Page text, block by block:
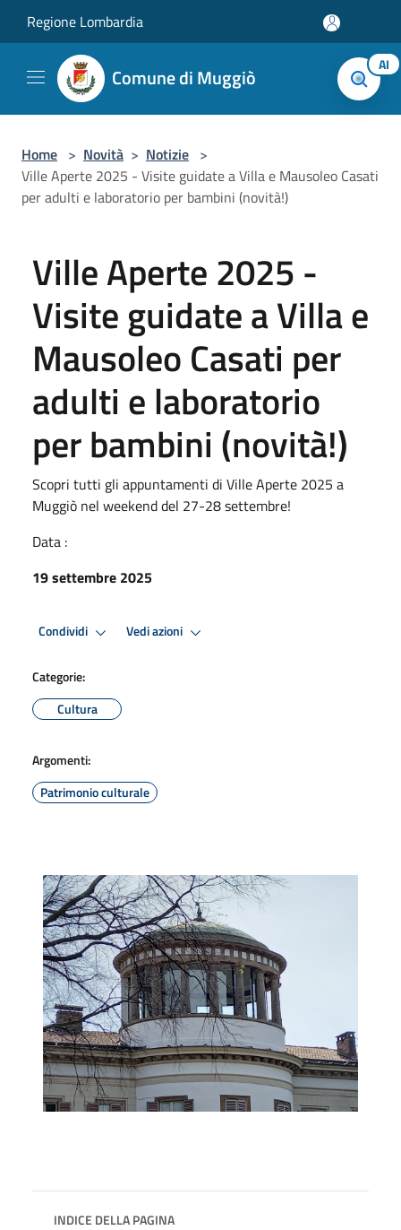
Regione Lombardia
Comune di Muggiò AI
Home > Novità > Notizie >
Ville Aperte 2025 - Visite guidate a Villa e Mausoleo Casati
per adulti e laboratorio per bambini (novità!)
Ville Aperte 2025 -
Visite guidate a Villa e
Mausoleo Casati per
adulti e laboratorio
per bambini (novità!)
Scopri tutti gli appuntamenti di Ville Aperte 2025 a
Muggiò nel weekend del 27-28 settembre!
Data :
19 settembre 2025
Condividi Vedi azioni
Categorie:
Cultura
Argomenti:
Patrimonio culturale
INDICE DELLA PAGINA